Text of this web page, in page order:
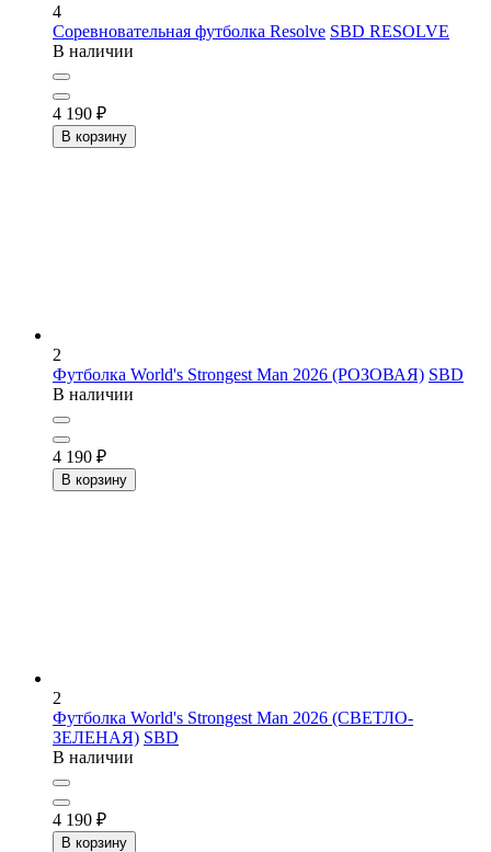
4
Соревновательная футболка Resolve SBD RESOLVE
В наличии
4 190 ₽
В корзину
2
Футболка World's Strongest Man 2026 (РОЗОВАЯ) SBD
В наличии
4 190 ₽
В корзину
2
Футболка World's Strongest Man 2026 (СВЕТЛО-
ЗЕЛЕНАЯ) SBD
В наличии
4 190 ₽
В корзину